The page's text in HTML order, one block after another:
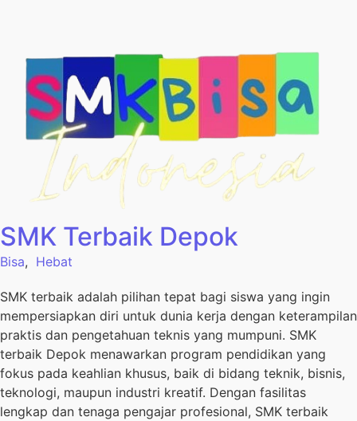
SMK Terbaik Depok
Bisa, Hebat
SMK terbaik adalah pilihan tepat bagi siswa yang ingin
mempersiapkan diri untuk dunia kerja dengan keterampilan
praktis dan pengetahuan teknis yang mumpuni. SMK
terbaik Depok menawarkan program pendidikan yang
fokus pada keahlian khusus, baik di bidang teknik, bisnis,
teknologi, maupun industri kreatif. Dengan fasilitas
lengkap dan tenaga pengajar profesional, SMK terbaik